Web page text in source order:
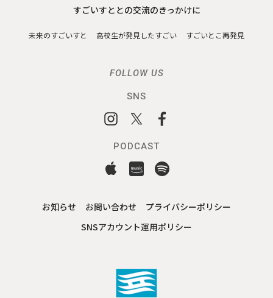
すごいすととの交流のきっかけに
未来のすごいすと 高校生が発見したすごい すごいとこ再発見
FOLLOW US
SNS
PODCAST
お知らせ お問い合わせ
プライバシーポリシー
SNSアカウント運用ポリシー